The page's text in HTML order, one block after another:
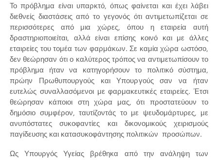
Το πρόβλημα είναι υπαρκτό, όπως φαίνεται και έχει λάβει
διεθνείς διαστάσεις από το γεγονός ότι αντιμετωπίζεται σε
περισσότερες από μια χώρες, όπου η εταιρεία αυτή
δραστηριοποιείται, αλλά είναι επίσης κοινό και με άλλες
εταιρείες του τομέα των φαρμάκων. Σε καμία χώρα ωστόσο,
δεν θεώρησαν ότι ο καλύτερος τρόπος να αντιμετωπίσουν το
πρόβλημα ήταν να κατηγορήσουν το πολιτικό σύστημα,
πρώην Πρωθυπουργούς και Υπουργούς σαν να ήταν
ευτελώς συναλλασόμενοι με φαρμακευτικές εταιρείες. Έτσι
θεώρησαν κάποιοι στη χώρα μας, ότι προστατεύουν το
δημόσιο συμφέρον, ταυτίζοντάς το με ψευδομάρτυρες, με
ανυπόστατες συκοφαντίες και δικονομικούς χειρισμούς
παγίδευσης και κατασυκοφάντησης πολιτικών προσώπων.
Ως Υπουργός Υγείας βρέθηκα από την ανάληψη των